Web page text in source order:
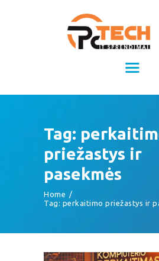
Tag:
priežastys ir
pasekmės
Home
Tag: perkaitimo priežastys ir
Kompiuterių
Kompiuterių
APIE MUS
KONTAKTAI